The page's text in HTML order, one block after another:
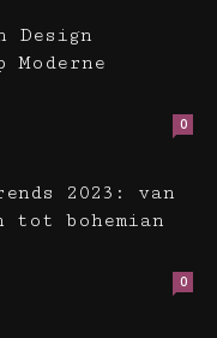
Design
Moderne
0
2023: van
tot bohemian
0